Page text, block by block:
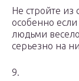
Не стройте из
особенно
людьми
серьезно на
9.